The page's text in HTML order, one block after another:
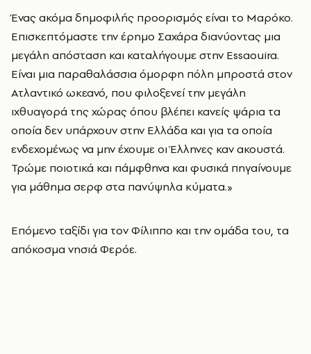
Ένας ακόμα δημοφιλής προορισμός είναι το Μαρόκο.
Επισκεπτόμαστε την έρημο Σαχάρα διανύοντας μια
μεγάλη απόσταση και καταλήγουμε στην Essaouira.
Eίναι μια παραθαλάσσια όμορφη πόλη μπροστά στον
Ατλαντικό ωκεανό, που φιλοξενεί την μεγάλη
ιχθυαγορά της χώρας όπου βλέπει κανείς ψάρια τα
οποία δεν υπάρχουν στην Ελλάδα και για τα οποία
ενδεχομένως να μην έχουμε οι Έλληνες καν ακουστά.
Τρώμε ποιοτικά και πάμφθηνα και φυσικά πηγαίνουμε
για μάθημα σερφ στα πανύψηλα κύματα.»
Επόμενο ταξίδι για τον Φίλιππο και την ομάδα του, τα
απόκοσμα νησιά Φερόε.